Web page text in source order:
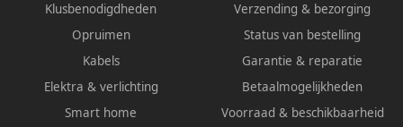
Klusbenodigdheden
Opruimen
Kabels
Elektra & verlichting
Smart home
Verzending & bezorging
Status van bestelling
Garantie & reparatie
Betaalmogelijkheden
Voorraad & beschikbaarheid